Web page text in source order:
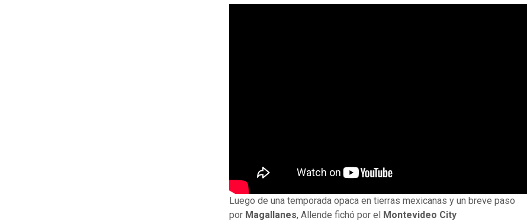
Luego de una temporada opaca en tierras mexicanas y un breve paso
por Magallanes, Allende fichó por el Montevideo City